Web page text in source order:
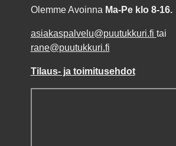
Olemme Avoinna Ma-Pe klo 8-16.
asiakaspalvelu@puutukkuri.fi tai
rane@puutukkuri.fi
Tilaus- ja toimitusehdot